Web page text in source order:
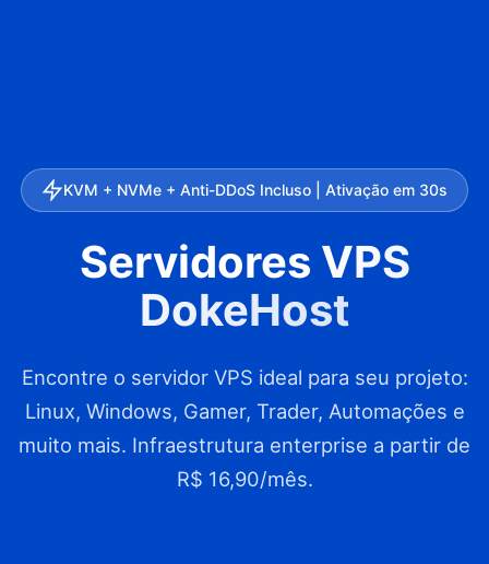
KVM + NVMe + Anti-DDoS Incluso | Ativação em 30s
Servidores VPS
DokeHost
Encontre o servidor VPS ideal para seu projeto:
Linux, Windows, Gamer, Trader, Automações e
muito mais. Infraestrutura enterprise a partir de
R$ 16,90/mês.